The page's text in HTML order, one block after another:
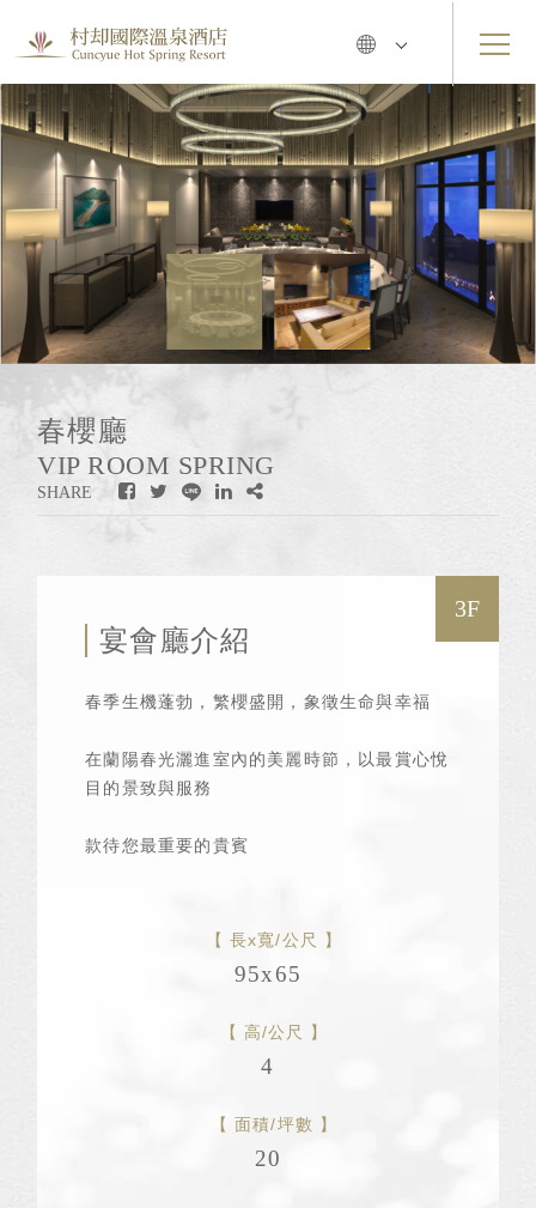
春櫻廳
VIP ROOM SPRING
SHARE
宴會廳介紹
春季生機蓬勃，繁櫻盛開，象徵生命與幸福
在蘭陽春光灑進室內的美麗時節，以最賞心悅
目的景致與服務
款待您最重要的貴賓
長x寬/公尺
95x65
高/公尺
4
面積/坪數
20
3F